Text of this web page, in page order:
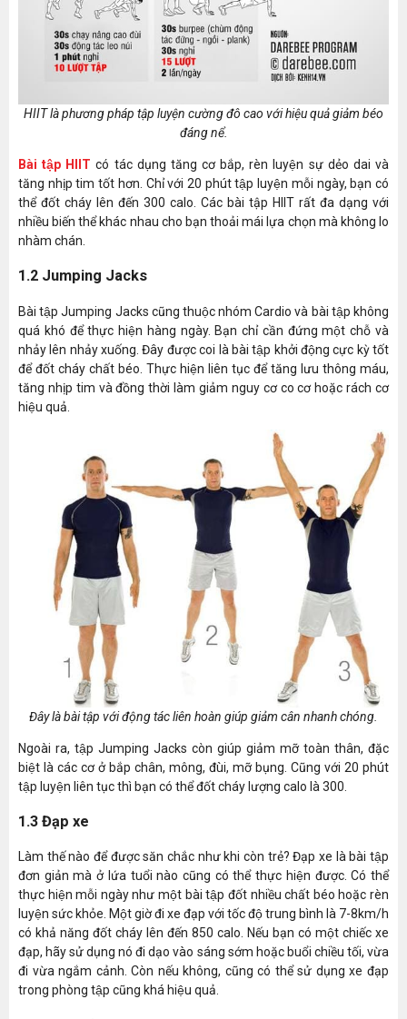
HIIT là phương pháp tập luyện cường đô cao với hiệu quả giảm béo
đáng nể.
Bài tập HIIT có tác dụng tăng cơ bắp, rèn luyện sự dẻo dai và
tăng nhịp tim tốt hơn. Chỉ với 20 phút tập luyện mỗi ngày, bạn có
thể đốt cháy lên đến 300 calo. Các bài tập HIIT rất đa dạng với
nhiều biến thể khác nhau cho bạn thoải mái lựa chọn mà không lo
nhàm chán.
1.2 Jumping Jacks
Bài tập Jumping Jacks cũng thuộc nhóm Cardio và bài tập không
quá khó để thực hiện hàng ngày. Bạn chỉ cần đứng một chỗ và
nhảy lên nhảy xuống. Đây được coi là bài tập khởi động cực kỳ tốt
để đốt cháy chất béo. Thực hiện liên tục để tăng lưu thông máu,
tăng nhịp tim và đồng thời làm giảm nguy cơ co cơ hoặc rách cơ
hiệu quả.
Đây là bài tập với động tác liên hoàn giúp giảm cân nhanh chóng.
Ngoài ra, tập Jumping Jacks còn giúp giảm mỡ toàn thân, đặc
biệt là các cơ ở bắp chân, mông, đùi, mỡ bụng. Cũng với 20 phút
tập luyện liên tục thì bạn có thể đốt cháy lượng calo là 300.
1.3 Đạp xe
Làm thế nào để được săn chắc như khi còn trẻ? Đạp xe là bài tập
đơn giản mà ở lứa tuổi nào cũng có thể thực hiện được. Có thể
thực hiện mỗi ngày như một bài tập đốt nhiều chất béo hoặc rèn
luyện sức khỏe. Một giờ đi xe đạp với tốc độ trung bình là 7-8km/h
có khả năng đốt cháy lên đến 850 calo. Nếu bạn có một chiếc xe
đạp, hãy sử dụng nó đi dạo vào sáng sớm hoặc buổi chiều tối, vừa
đi vừa ngắm cảnh. Còn nếu không, cũng có thể sử dụng xe đạp
trong phòng tập cũng khá hiệu quả.